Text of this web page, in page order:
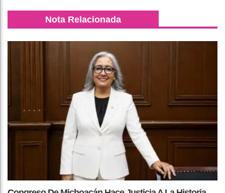
Nota Relacionada